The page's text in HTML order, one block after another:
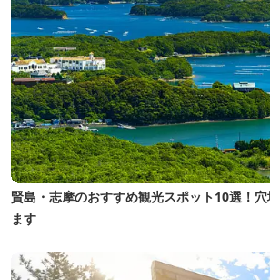
賢島・志摩のおすすめ観光スポット10選！
ます